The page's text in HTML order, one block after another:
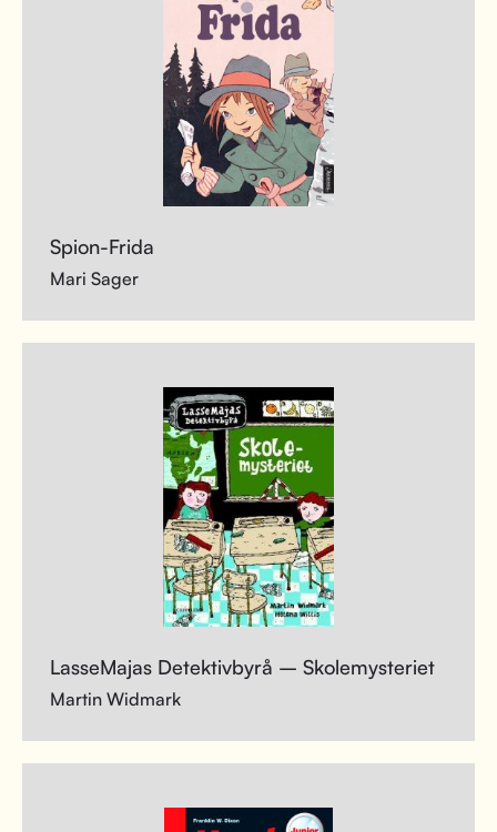
Spion-Frida
Mari Sager
LasseMajas Detektivbyrå – Skolemysteriet
Martin Widmark